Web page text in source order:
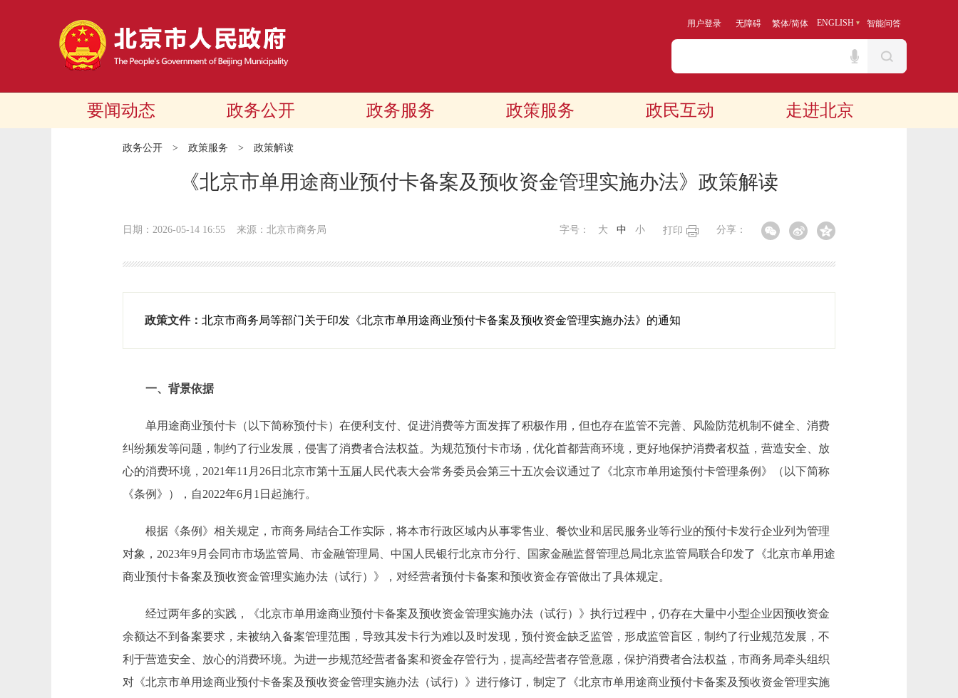
用户登录 无障碍 繁体/简体 ENGLISH 智能问答
要闻动态 政务公开 政务服务 政策服务 政民互动 走进北京
政务公开 > 政策服务 > 政策解读
《北京市单用途商业预付卡备案及预收资金管理实施办法》政策解读
日期：2026-05-14 16:55 来源：北京市商务局 分享：
打印
字号： 大 中 小
政策文件： 北京市商务局等部门关于印发《北京市单用途商业预付卡备案及预收资金管理实施办法》的通知
一、背景依据
单用途商业预付卡（以下简称预付卡）在便利支付、促进消费等方面发挥了积极作用，但也存在监管不完善、风险防范机制不健全、消费
纠纷频发等问题，制约了行业发展，侵害了消费者合法权益。为规范预付卡市场，优化首都营商环境，更好地保护消费者权益，营造安全、放
心的消费环境，2021年11月26日北京市第十五届人民代表大会常务委员会第三十五次会议通过了《北京市单用途预付卡管理条例》（以下简称
《条例》），自2022年6月1日起施行。
根据《条例》相关规定，市商务局结合工作实际，将本市行政区域内从事零售业、餐饮业和居民服务业等行业的预付卡发行企业列为管理
对象，2023年9月会同市市场监管局、市金融管理局、中国人民银行北京市分行、国家金融监督管理总局北京监管局联合印发了《北京市单用途
商业预付卡备案及预收资金管理实施办法（试行）》，对经营者预付卡备案和预收资金存管做出了具体规定。
经过两年多的实践，《北京市单用途商业预付卡备案及预收资金管理实施办法（试行）》执行过程中，仍存在大量中小型企业因预收资金
余额达不到备案要求，未被纳入备案管理范围，导致其发卡行为难以及时发现，预付资金缺乏监管，形成监管盲区，制约了行业规范发展，不
利于营造安全、放心的消费环境。为进一步规范经营者备案和资金存管行为，提高经营者存管意愿，保护消费者合法权益，市商务局牵头组织
对《北京市单用途商业预付卡备案及预收资金管理实施办法（试行）》进行修订，制定了《北京市单用途商业预付卡备案及预收资金管理实施